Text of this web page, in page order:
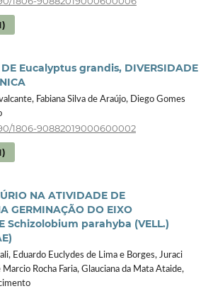
DE Eucalyptus grandis, DIVERSIDADE
Fabiana Silva de Araújo, Diego Gomes
1806-90882019000600002
NA ATIVIDADE DE
GERMINAÇÃO DO EIXO
Schizolobium parahyba (VELL.)
Eduardo Euclydes de Lima e Borges, Juraci
Rocha Faria, Glauciana da Mata Ataide,